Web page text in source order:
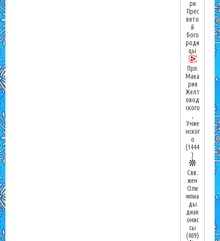
ри
Прес
вято
й
Бого
роди
цы
Прп.
Мака
рия
Желт
овод
ского
,
Унже
нског
о
(1444
)
Свв.
жен
Оли
мпиа
ды
диак
онис
сы
(409)